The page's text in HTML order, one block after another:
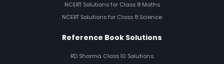
NCERT Solutions for Class 8 Maths
NCERT Solutions for Class 8 Science
Reference Book Solutions
RD Sharma Class 10 Solutions